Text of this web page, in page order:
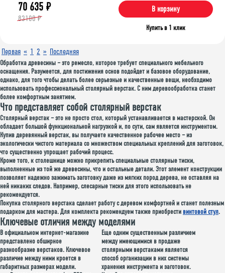
70 635 ₽
83100 ₽
В корзину
Купить в 1 клик
Первая « 1 2 » Последняя
Обработка древесины – это ремесло, которое требует специального мебельного
оснащения. Разумеется, для постижения основ подойдет и базовое оборудование,
однако, для того чтобы делать более серьезные и качественные вещи, необходимо
использовать профессиональный столярный верстак. С ним деревообработка станет
более комфортным занятием.
Что представляет собой столярный верстак
Столярный верстак – это не просто стол, который устанавливается в мастерской. Он
обладает большой функциональной нагрузкой и, по сути, сам является инструментом.
Купив деревянный верстак, вы получаете качественное рабочее место – из
экологически чистого материала со множеством специальных креплений для заготовок,
что существенно упрощает рабочий процесс.
Кроме того, к столешнице можно прикрепить специальные столярные тиски,
выполненные из той же древесины, что и остальные детали. Этот элемент конструкции
позволяет надежно зажимать заготовку даже из мягких пород дерева, не оставляя на
ней никаких следов. Например, слесарные тиски для этого использовать не
рекомендуется.
Покупка столярного верстака сделает работу с деревом комфортней и станет полезным
подарком для мастера. Для комплекта рекомендуем также приобрестивинтовой стул.
Ключевые отличия между моделями
В официальном интернет-магазине
представлено обширное
разнообразие верстаков. Ключевое
различие между ними кроется в
габаритных размерахмодели.
Еще одним существенным различием
между имеющимися в продаже
столярными верстаками является
способ организации в них системы
хранения инструмента и заготовок.